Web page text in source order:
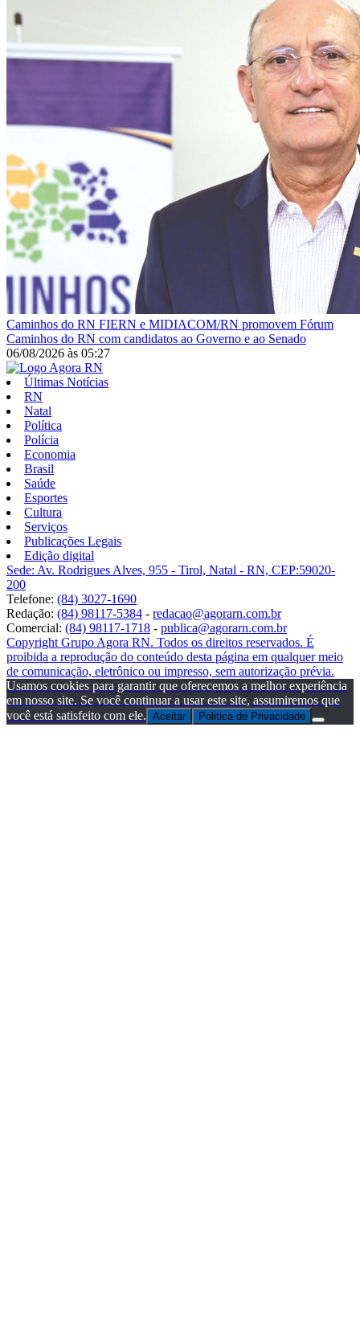
Caminhos do RN FIERN e MIDIACOM/RN promovem Fórum
Caminhos do RN com candidatos ao Governo e ao Senado
06/08/2026 às 05:27
Últimas Notícias
RN
Natal
Política
Polícia
Economia
Brasil
Saúde
Esportes
Cultura
Serviços
Publicações Legais
Edição digital
Sede: Av. Rodrigues Alves, 955 - Tirol, Natal - RN, CEP:59020-
200
Telefone: (84) 3027-1690
Redação: (84) 98117-5384 - redacao@agorarn.com.br
Comercial: (84) 98117-1718 - publica@agorarn.com.br
Copyright Grupo Agora RN. Todos os direitos reservados. É
proibida a reprodução do conteúdo desta página em qualquer meio
de comunicação, eletrônico ou impresso, sem autorização prévia.
Usamos cookies para garantir que oferecemos a melhor experiência
em nosso site. Se você continuar a usar este site, assumiremos que
você está satisfeito com ele. Aceitar Politica de Privacidade